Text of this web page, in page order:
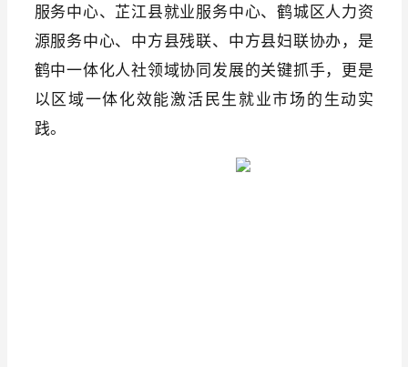
服务中心、芷江县就业服务中心、鹤城区人力资
源服务中心、中方县残联、中方县妇联协办，是
鹤中一体化人社领域协同发展的关键抓手，更是
以区域一体化效能激活民生就业市场的生动实
践。